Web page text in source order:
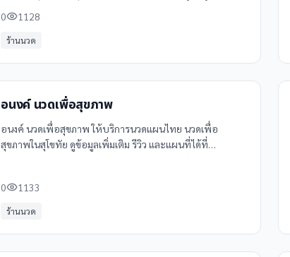
0 1128
ร้านนวด
อนงค์ นวดเพื่อสุขภาพ
อนงค์ นวดเพื่อสุขภาพ ให้บริการนวดแผนไทย นวดเพื่อ
สุขภาพในสุโขทัย ดูข้อมูลเพิ่มเติม รีวิว และแผนที่ได้ที่
0 1133
ร้านนวด